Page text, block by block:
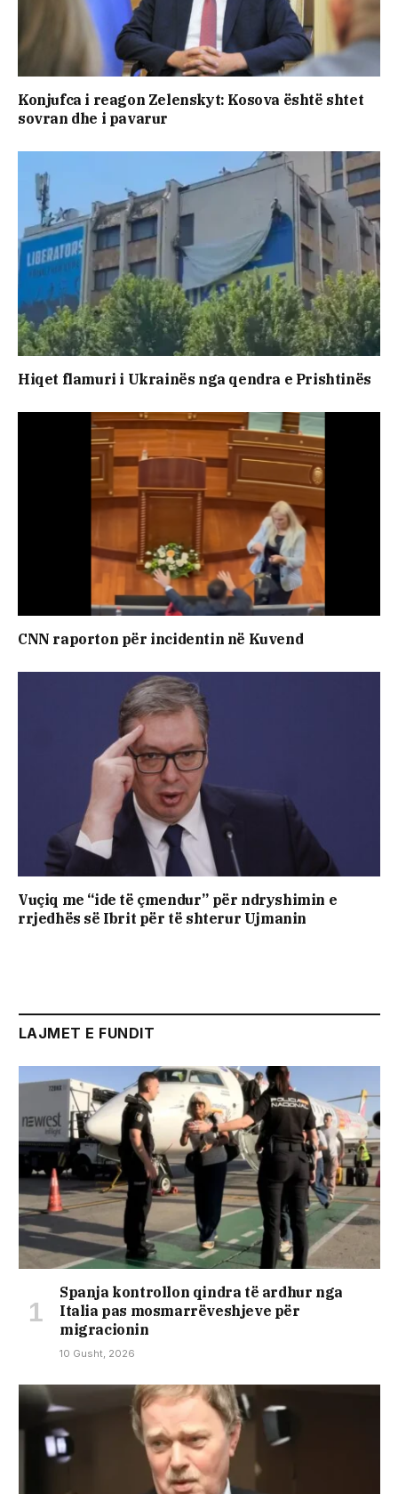
Konjufca i reagon Zelenskyt: Kosova është shtet
sovran dhe i pavarur
Hiqet flamuri i Ukrainës nga qendra e Prishtinës
CNN raporton për incidentin në Kuvend
Vuçiq me “ide të çmendur” për ndryshimin e
rrjedhës së Ibrit për të shterur Ujmanin
LAJMET E FUNDIT
Spanja kontrollon qindra të ardhur nga
Italia pas mosmarrëveshjeve për
migracionin
10 Gusht, 2026